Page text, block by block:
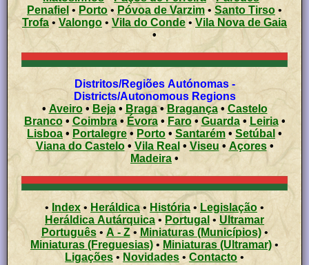
Penafiel • Porto • Póvoa de Varzim • Santo Tirso •
Trofa • Valongo • Vila do Conde• Vila Nova de Gaia
•
Distritos/Regiões Autónomas -
Districts/Autonomous Regions
• Aveiro• Beja• Braga•Bragança• Castelo
Branco• Coimbra• Évora• Faro• Guarda• Leiria•
Lisboa • Portalegre• Porto • Santarém • Setúbal •
Viana do Castelo• Vila Real • Viseu •Açores •
Madeira •
• Index • Heráldica• História • Legislação •
Heráldica Autárquica• Portugal • Ultramar
Português• A - Z• Miniaturas (Municípios)•
Miniaturas (Freguesias)• Miniaturas (Ultramar)•
Ligações• Novidades •Contacto •